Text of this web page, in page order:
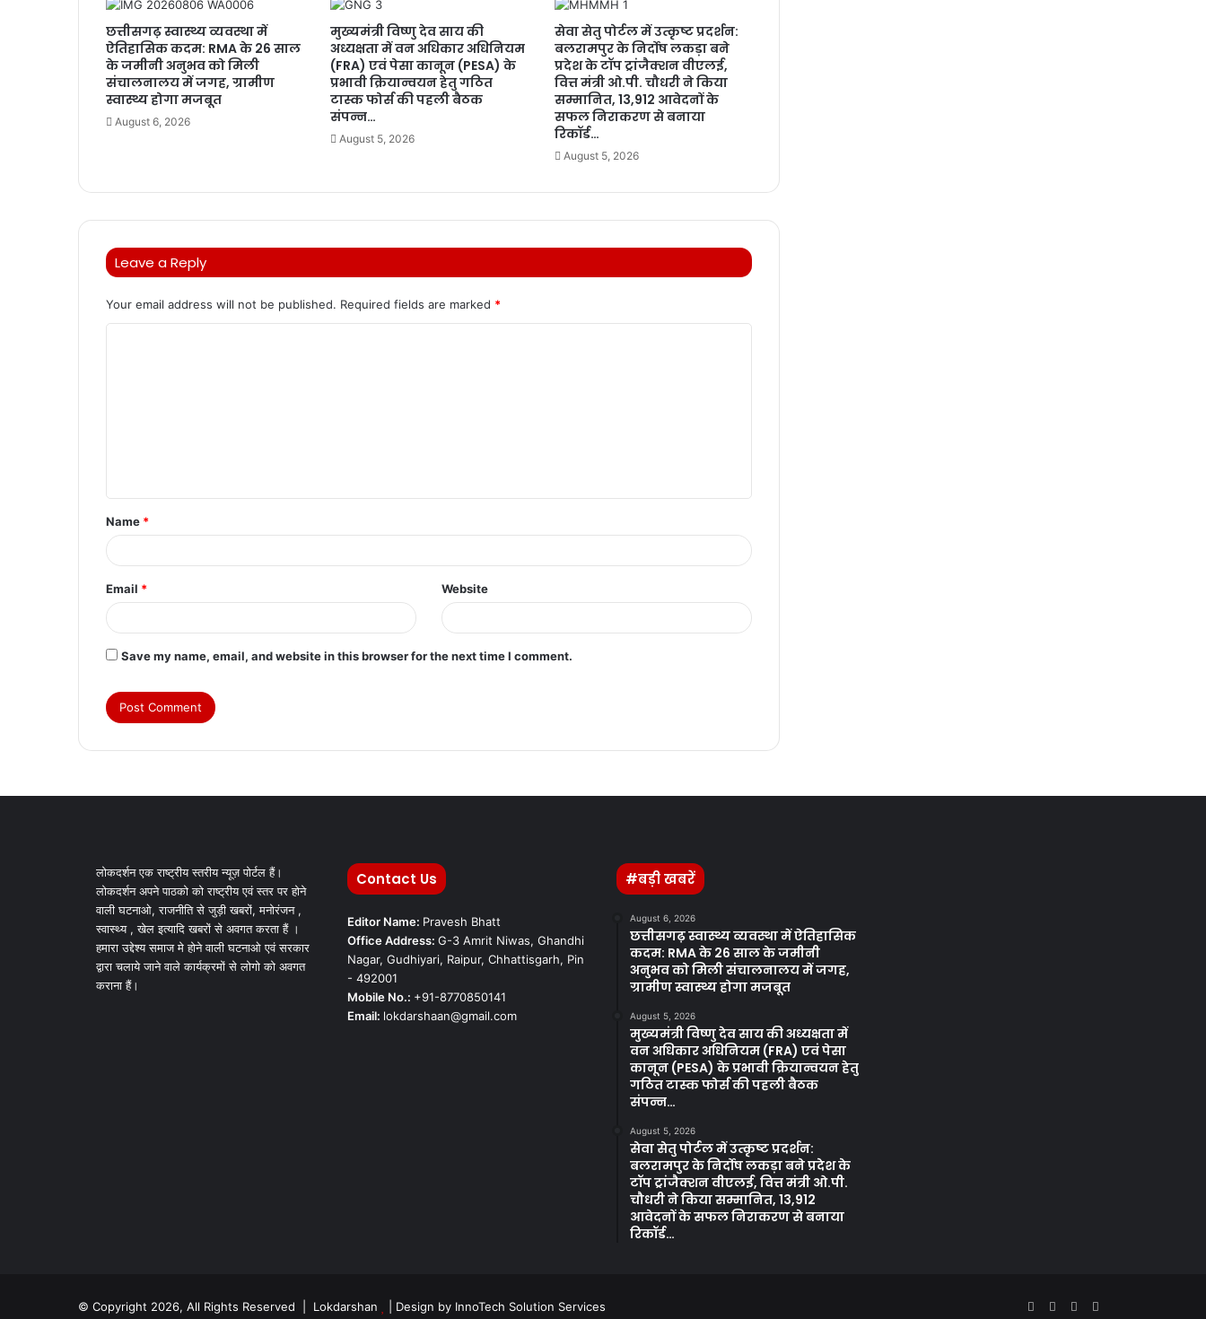
छत्तीसगढ़ स्वास्थ्य व्यवस्था में
ऐतिहासिक कदम: RMA के 26 साल
के जमीनी अनुभव को मिली
संचालनालय में जगह, ग्रामीण
स्वास्थ्य होगा मजबूत
August 6, 2026
मुख्यमंत्री विष्णु देव साय की
अध्यक्षता में वन अधिकार अधिनियम
(FRA) एवं पेसा कानून (PESA) के
प्रभावी क्रियान्वयन हेतु गठित
टास्क फोर्स की पहली बैठक
संपन्न…
August 5, 2026
सेवा सेतु पोर्टल में उत्कृष्ट प्रदर्शन:
बलरामपुर के निर्दोष लकड़ा बने
प्रदेश के टॉप ट्रांजैक्शन वीएलई,
वित्त मंत्री ओ.पी. चौधरी ने किया
सम्मानित, 13,912 आवेदनों के
सफल निराकरण से बनाया
रिकॉर्ड…
August 5, 2026
Leave a Reply
Your email address will not be published. Required fields are marked *
t
*
Name *
Email * Website
Save my name, email, and website in this browser for the next time I comment.
लोकदर्शन एक राष्ट्रीय स्तरीय न्यूज़ पोर्टल हैं।
लोकदर्शन अपने पाठको को राष्ट्रीय एवं स्तर पर होने
वाली घटनाओ, राजनीति से जुड़ी खबरों, मनोरंजन ,
स्वास्थ्य , खेल इत्यादि खबरों से अवगत करता हैं ।
हमारा उद्देश्य समाज मे होने वाली घटनाओ एवं सरकार
द्वारा चलाये जाने वाले कार्यक्रमों से लोगो को अवगत
कराना हैं।
Contact Us
Editor Name: Pravesh Bhatt
Office Address: G-3 Amrit Niwas, Ghandhi
Nagar, Gudhiyari, Raipur, Chhattisgarh, Pin
- 492001
Mobile No.: +91-8770850141
Email: lokdarshaan@gmail.com
#बड़ी खबरें
August 6, 2026
छत्तीसगढ़ स्वास्थ्य व्यवस्था में ऐतिहासिक
कदम: RMA के 26 साल के जमीनी
अनुभव को मिली संचालनालय में जगह,
ग्रामीण स्वास्थ्य होगा मजबूत
August 5, 2026
मुख्यमंत्री विष्णु देव साय की अध्यक्षता में
वन अधिकार अधिनियम (FRA) एवं पेसा
कानून (PESA) के प्रभावी क्रियान्वयन हेतु
गठित टास्क फोर्स की पहली बैठक
संपन्न…
August 5, 2026
सेवा सेतु पोर्टल में उत्कृष्ट प्रदर्शन:
बलरामपुर के निर्दोष लकड़ा बने प्रदेश के
टॉप ट्रांजैक्शन वीएलई, वित्त मंत्री ओ.पी.
चौधरी ने किया सम्मानित, 13,912
आवेदनों के सफल निराकरण से बनाया
रिकॉर्ड…
© Copyright 2026, All Rights Reserved | Lokdarshan | Design by InnoTech Solution Services Facebook
TwitterYouTube